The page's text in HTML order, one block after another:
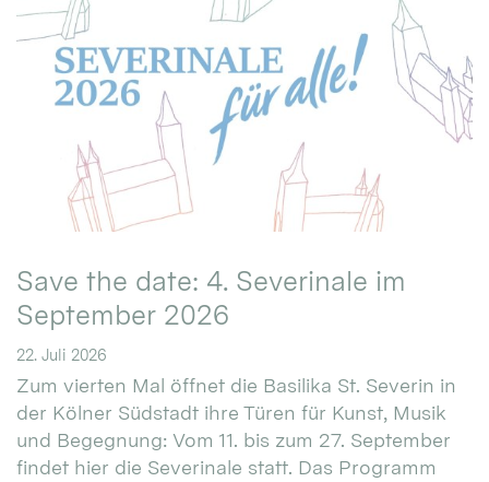
Save the date: 4. Severinale im
September 2026
22. Juli 2026
Zum vierten Mal öffnet die Basilika St. Severin in
der Kölner Südstadt ihre Türen für Kunst, Musik
und Begegnung: Vom 11. bis zum 27. September
findet hier die Severinale statt. Das Programm